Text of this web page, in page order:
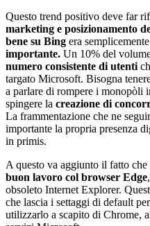
Questo trend positivo deve far
marketing e posizionamento
bene su Bing era
importante. Un 10% del
numero consistente di utenti
targato Microsoft. Bisogna
a parlare di rompere i monopòli
spingere la creazione di
La frammentazione che ne
importante la propria presenza
in primis.
A questo va aggiunto il fatto
buon lavoro col browser Edge
obsoleto Internet Explorer.
che lascia i settaggi di default
utilizzarlo a scapito di Chrome,